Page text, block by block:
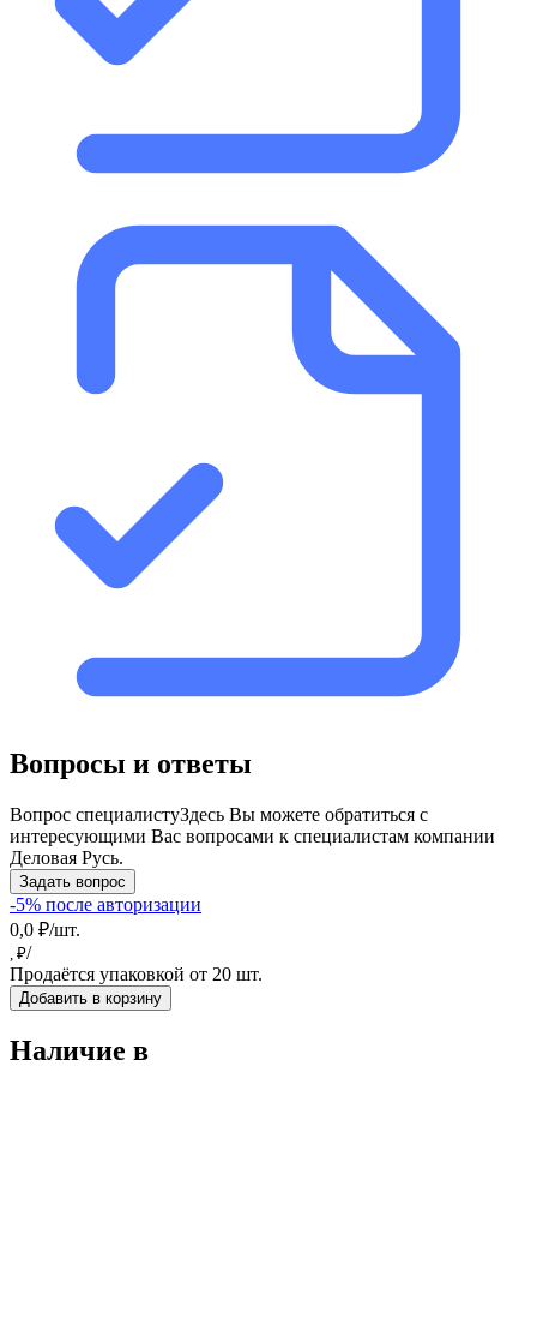
Вопросы и ответы
Вопрос специалистуЗдесь Вы можете обратиться с
интересующими Вас вопросами к специалистам компании
Деловая Русь.
Задать вопрос
-5% после авторизации
0,0 ₽/шт.
, ₽/
Продаётся упаковкой от 20 шт.
Добавить в корзину
Наличие в